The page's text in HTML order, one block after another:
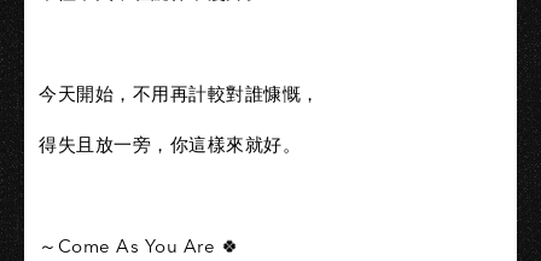
今天開始，不用再計較對誰慷慨，
得失且放一旁，你這樣來就好。
～Come As You Are 🍀